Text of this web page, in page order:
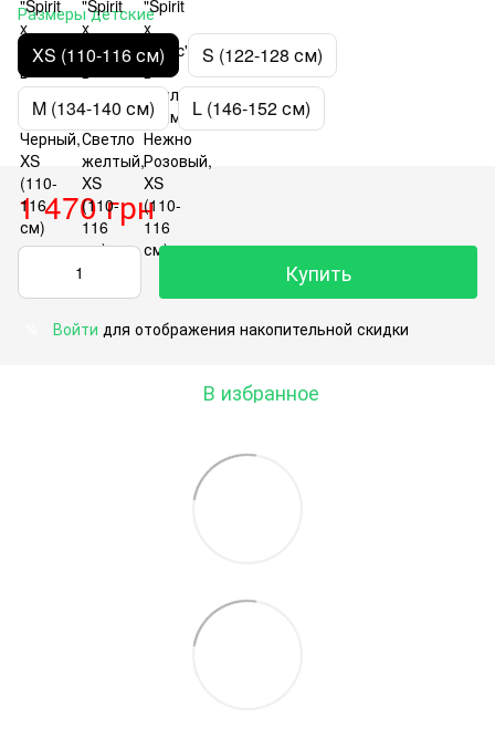
Размеры детские
XS (110-116 см) S (122-128 см)
M (134-140 см) L (146-152 см)
1 470 грн
Купить
Войти для отображения накопительной скидки
В избранное